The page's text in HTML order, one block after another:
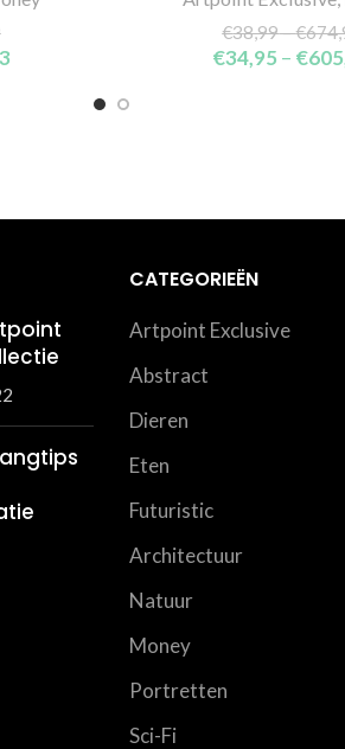
€38,99–€
€34,95 – €
CATEGORIEËN
Artpoint Exclusive
Abstract
Dieren
Eten
Futuristic
Architectuur
Natuur
Money
Portretten
Sci-Fi